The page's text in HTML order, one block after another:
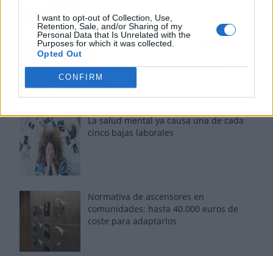
I want to opt-out of Collection, Use,
Retention, Sale, and/or Sharing of my
Personal Data that Is Unrelated with the
Purposes for which it was collected.
Opted Out
CONFIRM
Fuego en los cuernos y millones en
enciende el debate sobre los 'bous al
carrer'
La salud mental ya causa una de cada
cinco bajas laborales
Normativa de ascensores en
comunidades: hasta 40.000 euros de
coste para adaptarlos